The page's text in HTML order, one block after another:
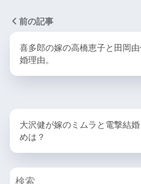
前の記事
喜多郎の嫁の高橋恵子と田岡
婚理由。
大沢健が嫁のミムラと電撃結
めは？